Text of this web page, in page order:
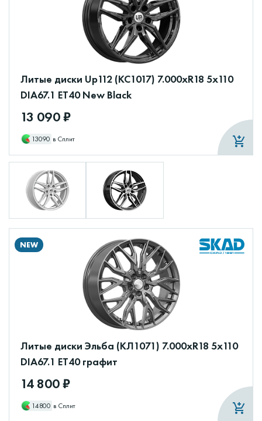
Литые диски Up112 (КС1017) 7.000xR18 5x110
DIA67.1 ET40 New Black
13 090 ₽
13090 в Сплит
NEW
Литые диски Эльба (КЛ1071) 7.000xR18 5x110
DIA67.1 ET40 графит
14 800 ₽
14800 в Сплит